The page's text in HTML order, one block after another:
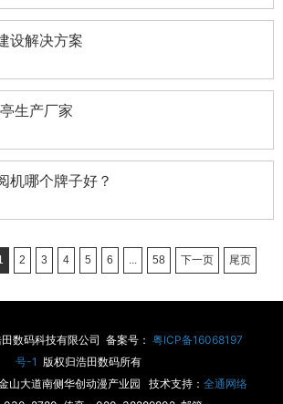
设解决方案
生产厂家
机哪个牌子好？
2 3 4 5 6 ... 58 下一页 尾页
数码科技有限公司 备案号： 粤ICP备16068197
号-1 版权归浩田数码所有
山大道南侧华创动漫产业园 技术支持： 全通网络